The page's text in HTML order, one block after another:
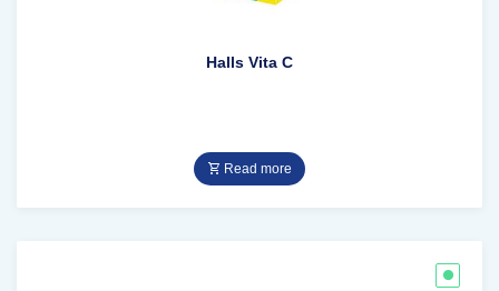
Halls Vita C
Read more